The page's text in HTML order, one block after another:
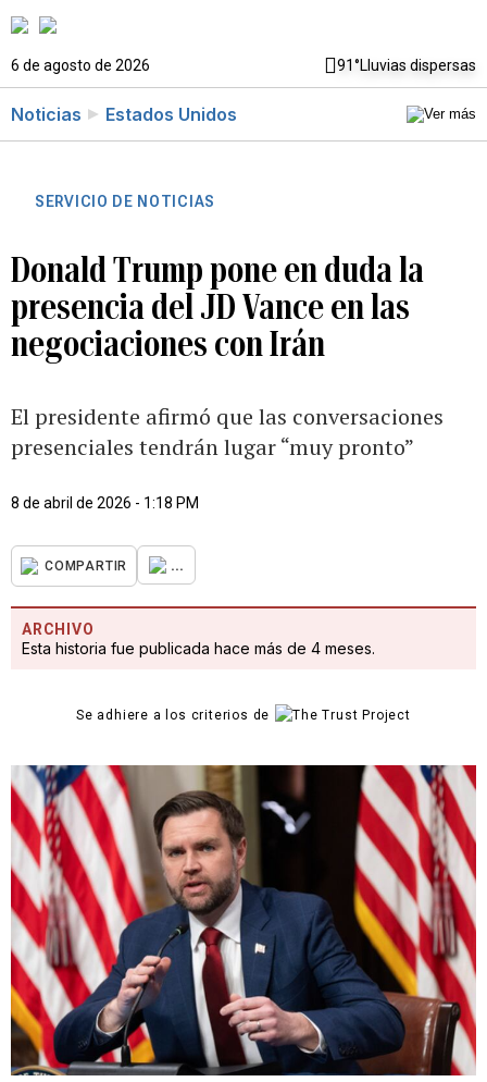
6 de agosto de 2026 91°Lluvias dispersas
Noticias Estados Unidos
SERVICIO DE NOTICIAS
Donald Trump pone en duda la
presencia del JD Vance en las
negociaciones con Irán
El presidente afirmó que las conversaciones
presenciales tendrán lugar “muy pronto”
8 de abril de 2026 - 1:18 PM
COMPARTIR ...
ARCHIVO
Esta historia fue publicada hace más de 4 meses.
Se adhiere a los criterios de